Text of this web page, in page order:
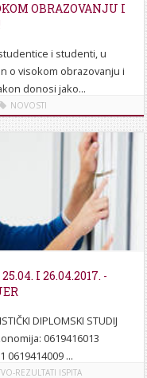
OBRAZOVANJU I
i studenti, u
o visokom obrazovanju i
donosi jako...
NOVOSTI
I 26.04.2017. -
DIPLOMSKI STUDIJ
0619416013
0619414009 ...
REZULTATI ISPITA